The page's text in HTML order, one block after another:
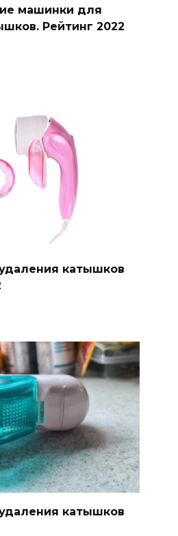
машинки для
Рейтинг 2022
катышков
катышков